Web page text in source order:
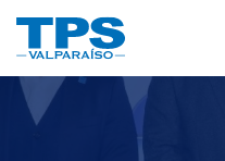
Somos TPS